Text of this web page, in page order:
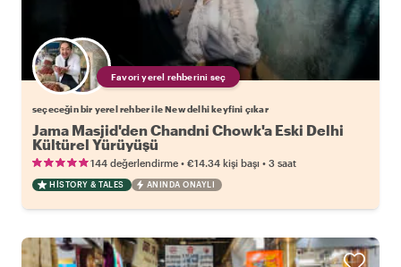
Favori yerel rehberini seç
seçeceğin bir yerel rehber ile New delhi keyfini çıkar
Jama Masjid'den Chandni Chowk'a Eski Delhi
Kültürel Yürüyüşü
144 değerlendirme • €14.34 kişi başı • 3 saat
HISTORY & TALES ANINDA ONAYLI